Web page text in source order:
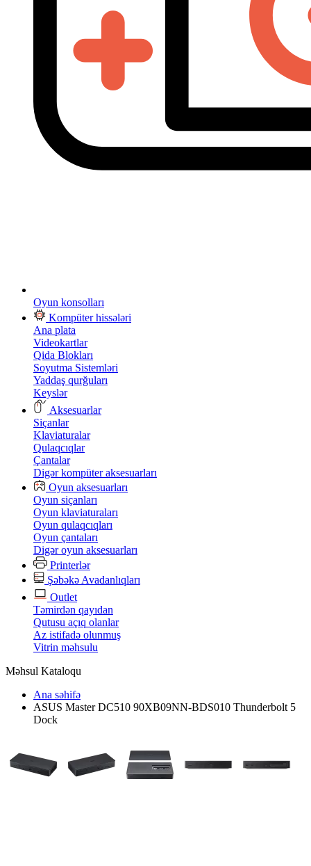
Oyun konsolları
Kompüter hissələri
Ana plata
Videokartlar
Qida Blokları
Soyutma Sistemləri
Yaddaş qurğuları
Keyslər
Aksesuarlar
Siçanlar
Klaviaturalar
Qulaqcıqlar
Çantalar
Digər kompüter aksesuarları
Oyun aksesuarları
Oyun siçanları
Oyun klaviaturaları
Oyun qulaqcıqları
Oyun çantaları
Digər oyun aksesuarları
Printerlər
Şəbəkə Avadanlıqları
Outlet
Təmirdən qayıdan
Qutusu açıq olanlar
Az istifadə olunmuş
Vitrin məhsulu
Məhsul Kataloqu
Ana səhifə
ASUS Master DC510 90XB09NN-BDS010 Thunderbolt 5
Dock